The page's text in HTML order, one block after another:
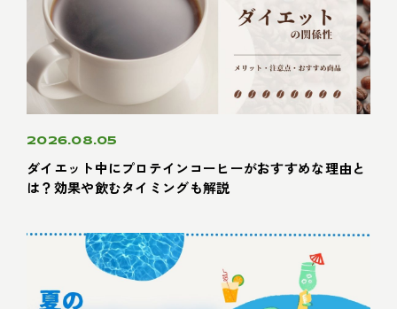
2026.08.05
ダイエット中にプロテインコーヒーがおすすめな理由と
は？効果や飲むタイミングも解説